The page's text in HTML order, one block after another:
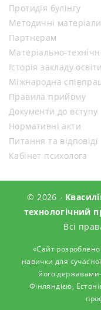
Протидія булінгу
Методичні
Партнерам
Матеріально-
Історія закладу освіти
Міжнародна
Правила прийому
Документи до вступу
Нормативні акти
Питання та відповіді
Кабінет психолога
© 2026 -
технологічний
Всі
«Сайт
навички для
його
Фінляндією,